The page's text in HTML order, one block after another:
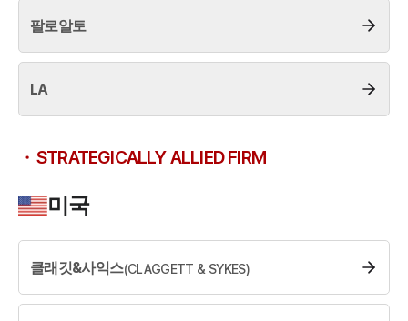
언론보도
법률 블로그
법률서식
뉴스레터/브로슈어
팔로알토
LA
STRATEGICALLY ALLIED FIRM
미국
클래깃&사익스(CLAGGETT & SYKES)